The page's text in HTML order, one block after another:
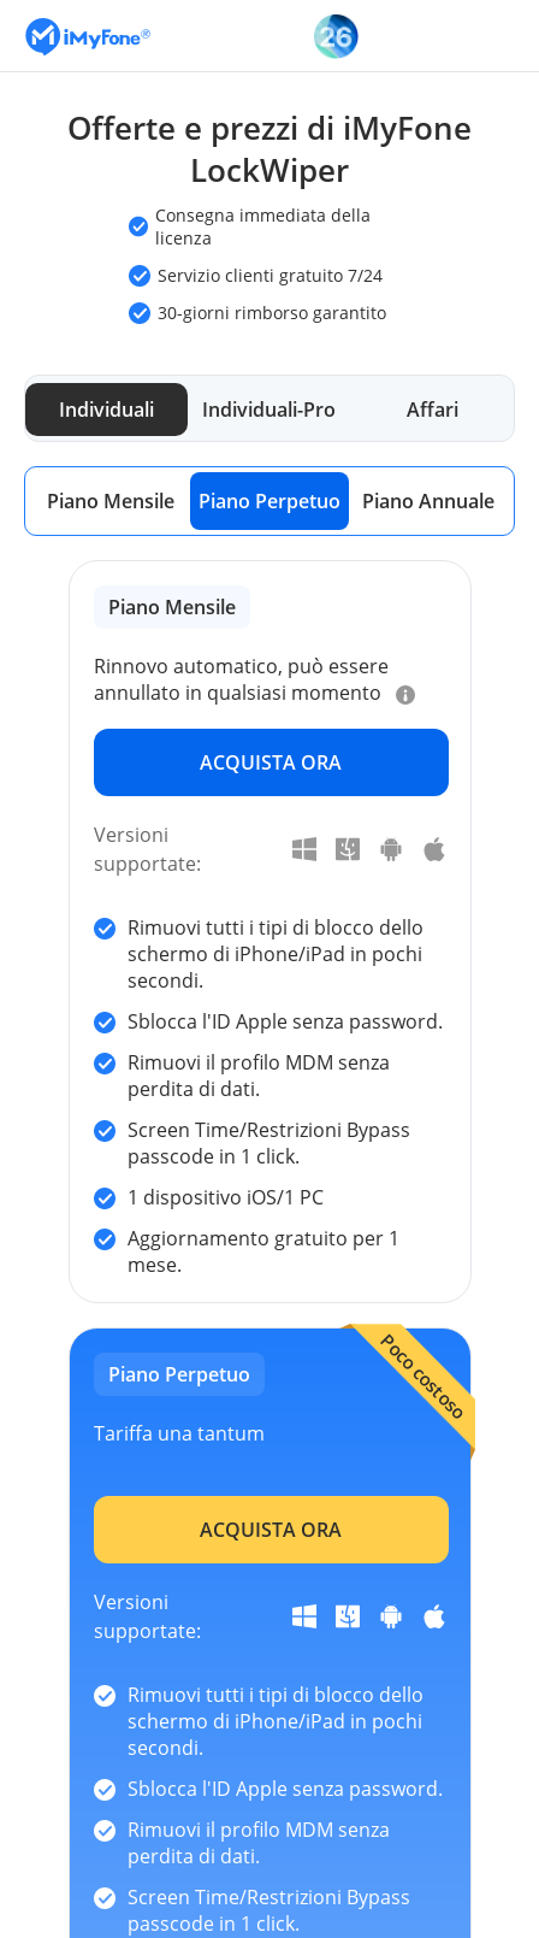
Offerte e prezzi di iMyFone
LockWiper
Consegna immediata della
licenza
Servizio clienti gratuito 7/24
30-giorni rimborso garantito
Individuali Individuali-Pro Affari
Piano Mensile Piano Perpetuo Piano Annuale
Piano Mensile
Rinnovo automatico, può essere
annullato in qualsiasi momento
ACQUISTA ORA
Versioni
supportate:
Rimuovi tutti i tipi di blocco dello
schermo di iPhone/iPad in pochi
secondi.
Sblocca l'ID Apple senza password.
Rimuovi il profilo MDM senza
perdita di dati.
Screen Time/Restrizioni Bypass
passcode in 1 click.
1 dispositivo iOS/1 PC
Aggiornamento gratuito per 1
mese.
Poco costoso
Piano Perpetuo
Tariffa una tantum
ACQUISTA ORA
Versioni
supportate:
Rimuovi tutti i tipi di blocco dello
schermo di iPhone/iPad in pochi
secondi.
Sblocca l'ID Apple senza password.
Rimuovi il profilo MDM senza
perdita di dati.
Screen Time/Restrizioni Bypass
passcode in 1 click.